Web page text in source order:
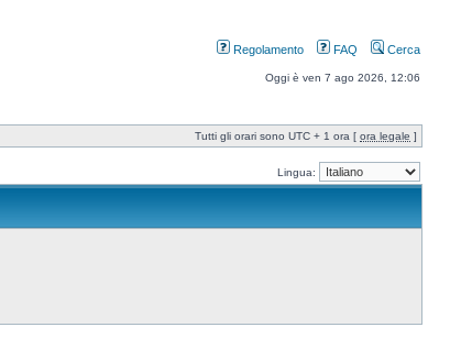
Regolamento FAQ Cerca
Oggi è ven 7 ago 2026, 12:06
Tutti gli orari sono UTC + 1 ora [ ora legale ]
Lingua: